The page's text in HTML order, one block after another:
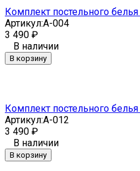
Комплект постельного
Артикул:A-004
3 490 ₽
В наличии
В корзину
Комплект постельного
Артикул:A-012
3 490 ₽
В наличии
В корзину